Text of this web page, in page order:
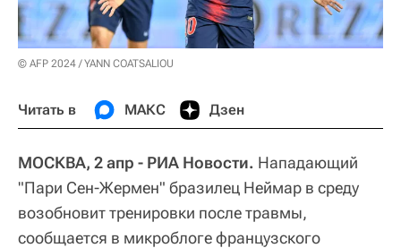
© AFP 2024 / YANN COATSALIOU
Читать в МАКС Дзен
МОСКВА, 2 апр - РИА Новости. Нападающий
"Пари Сен-Жермен" бразилец Неймар в среду
возобновит тренировки после травмы,
сообщается в микроблоге французского